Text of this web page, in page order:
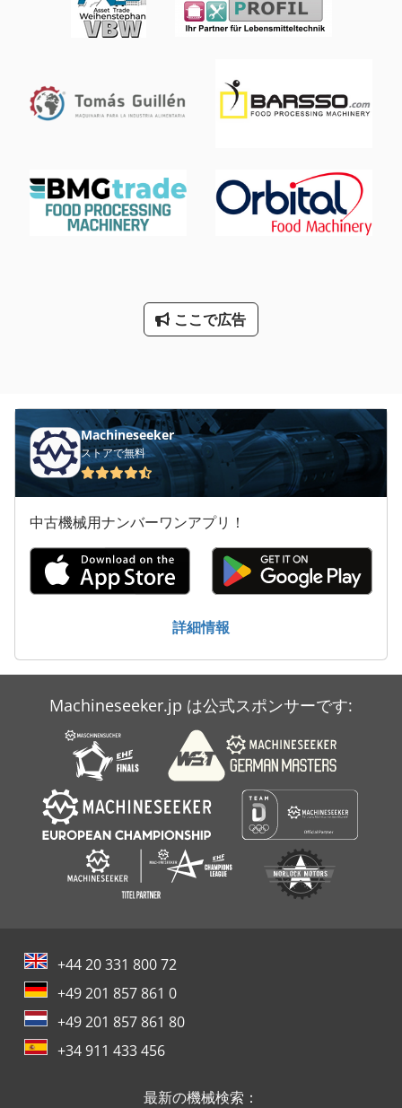
ここで広告
Machineseeker
ストアで無料
中古機械用ナンバーワンアプリ！
詳細情報
Machineseeker.jp は公式スポンサーです:
+44 20 331 800 72
+49 201 857 861 0
+49 201 857 861 80
+34 911 433 456
最新の機械検索：